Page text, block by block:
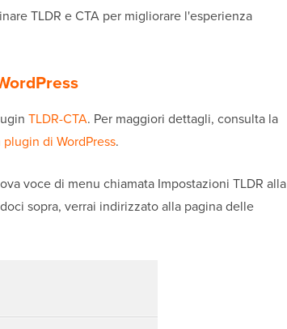
TLDR e CTA per migliorare l'esperienza
TLDR-CTA. Per maggiori dettagli, consulta la
di WordPress.
voce di menu chiamata Impostazioni TLDR alla
sopra, verrai indirizzato alla pagina delle